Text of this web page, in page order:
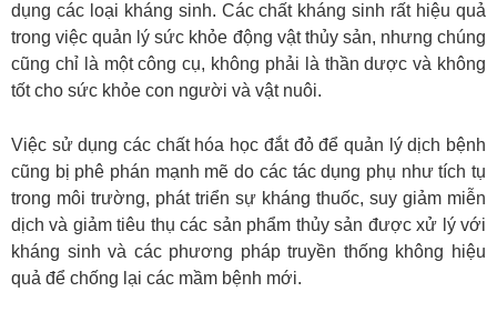
dụng các loại kháng sinh. Các chất kháng sinh rất hiệu quả
trong việc quản lý sức khỏe động vật thủy sản, nhưng chúng
cũng chỉ là một công cụ, không phải là thần dược và không
tốt cho sức khỏe con người và vật nuôi.
Việc sử dụng các chất hóa học đắt đỏ để quản lý dịch bệnh
cũng bị phê phán mạnh mẽ do các tác dụng phụ như tích tụ
trong môi trường, phát triển sự kháng thuốc, suy giảm miễn
dịch và giảm tiêu thụ các sản phẩm thủy sản được xử lý với
kháng sinh và các phương pháp truyền thống không hiệu
quả để chống lại các mầm bệnh mới.